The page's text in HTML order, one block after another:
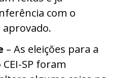
com o
– As eleições para a
SP foram